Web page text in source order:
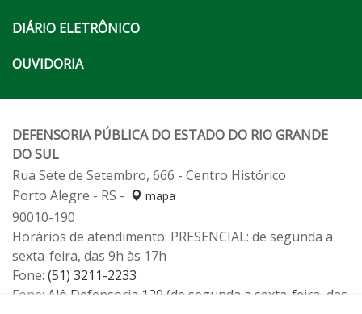
DIÁRIO ELETRÔNICO
OUVIDORIA
DEFENSORIA PÚBLICA DO ESTADO DO RIO GRANDE
DO SUL
Rua Sete de Setembro, 666 - Centro Histórico
Porto Alegre - RS -
mapa
90010-190
Horários de atendimento: PRESENCIAL: de segunda a
sexta-feira, das 9h às 17h
Fone: (51) 3211-2233
Fone:Alô Defensoria 129 (de segunda a sexta-feira, das